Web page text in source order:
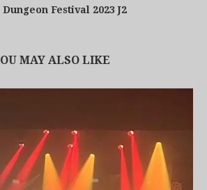
Festival 2023 J2
MAY ALSO LIKE